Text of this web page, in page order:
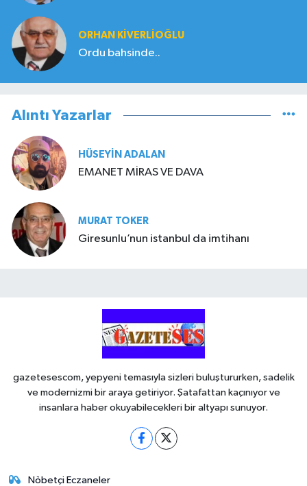
ORHAN KIVERLIOĞLU
Ordu bahsinde..
Alıntı Yazarlar
HÜSEYIN ADALAN
EMANET MİRAS VE DAVA
MURAT TOKER
Giresunlu’nun istanbul da imtihanı
gazetesescom, yepyeni temasıyla sizleri buluştururken, sadelik
ve modernizmi bir araya getiriyor. Şatafattan kaçınıyor ve
insanlara haber okuyabilecekleri bir altyapı sunuyor.
Nöbetçi Eczaneler